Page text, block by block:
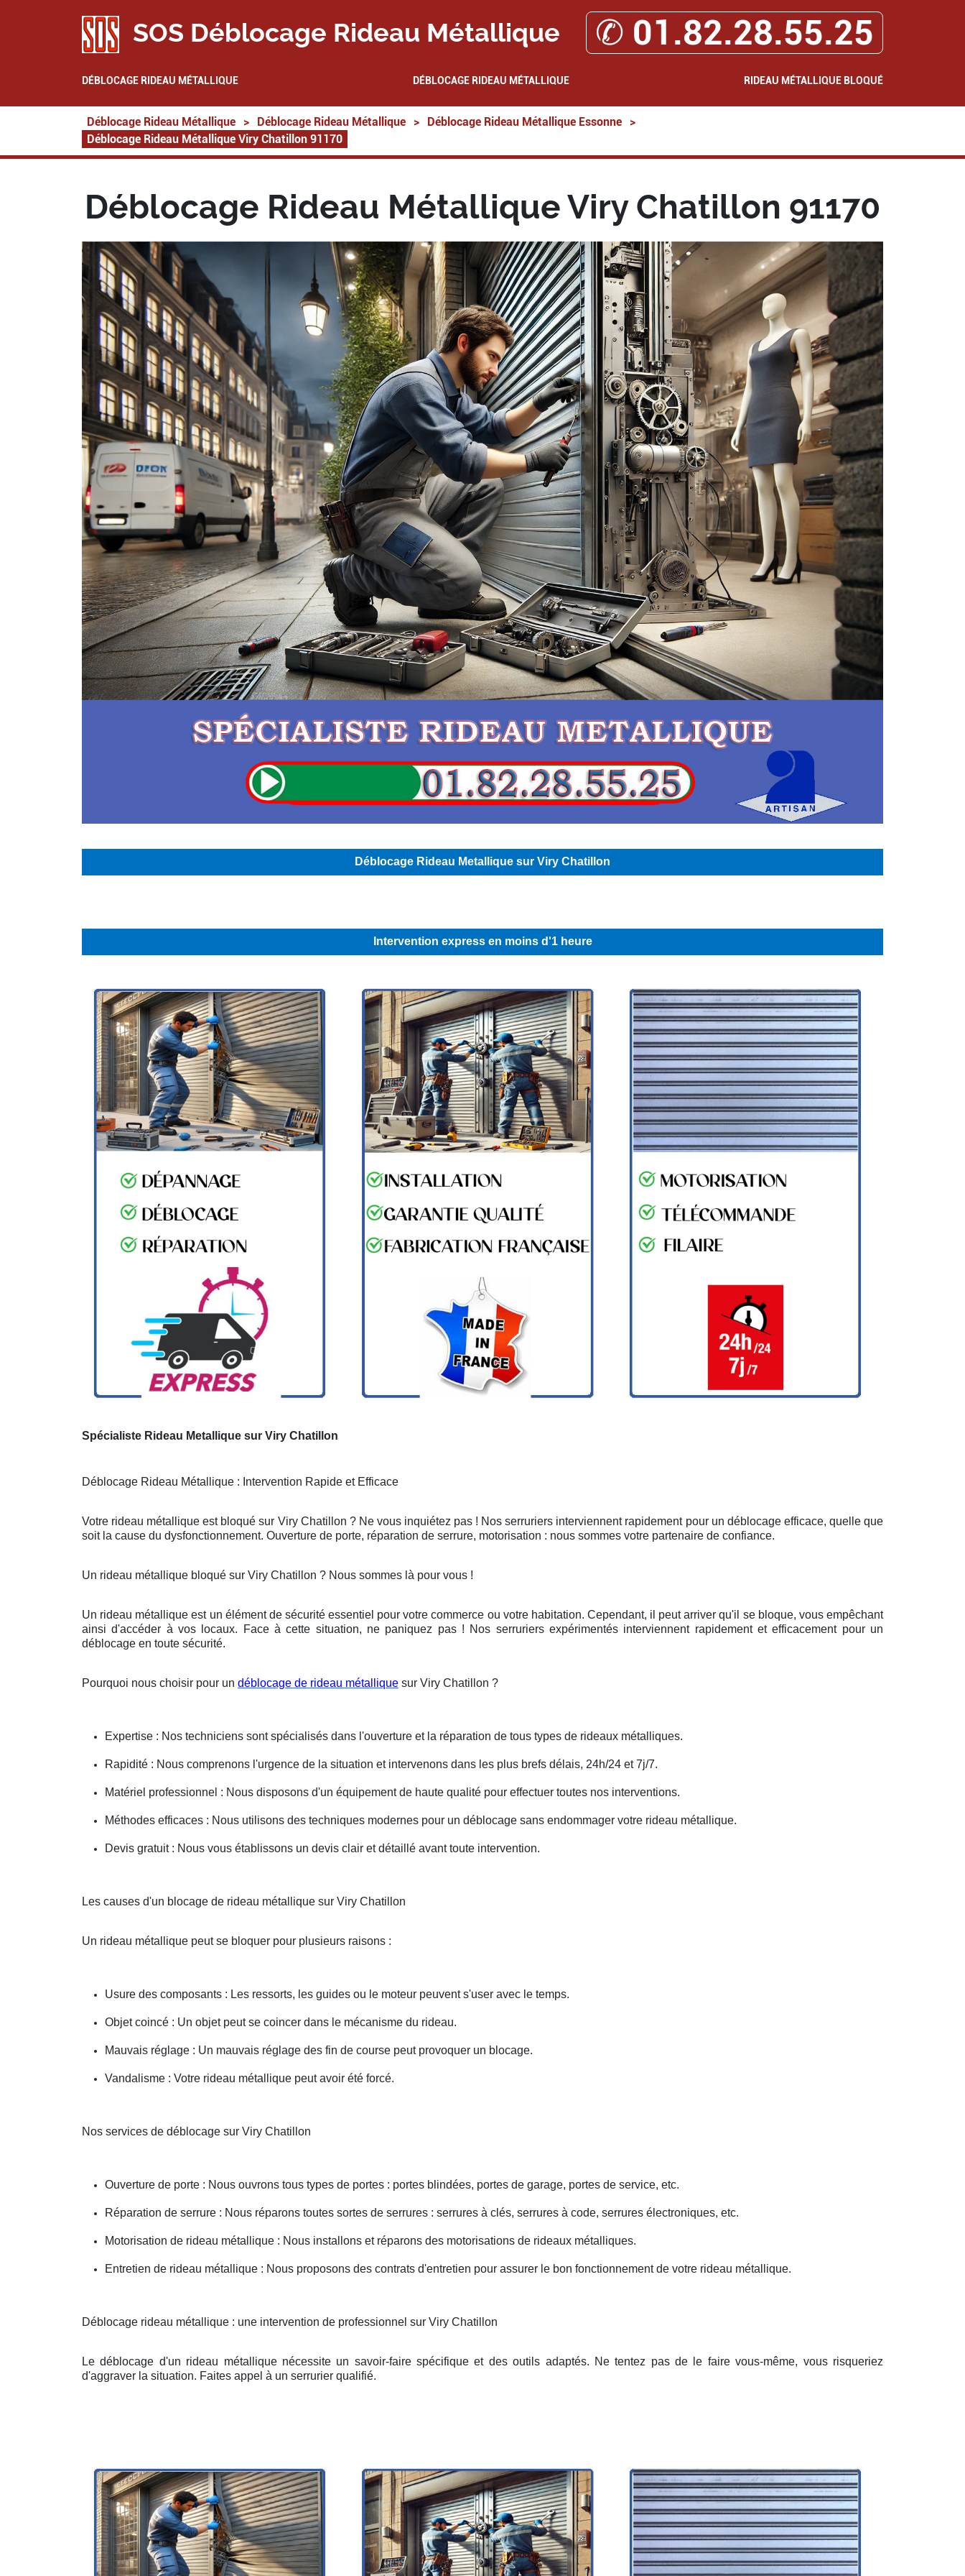
SOS Déblocage Rideau Métallique ✆ 01.82.28.55.25
DÉBLOCAGE RIDEAU MÉTALLIQUE DÉBLOCAGE RIDEAU MÉTALLIQUE RIDEAU MÉTALLIQUE BLOQUÉ
Déblocage Rideau Métallique > Déblocage Rideau Métallique > Déblocage Rideau Métallique Essonne
>
Déblocage Rideau Métallique Viry Chatillon 91170
Déblocage Rideau Métallique Viry Chatillon 91170
Déblocage Rideau Metallique sur Viry Chatillon
Intervention express en moins d'1 heure
Spécialiste Rideau Metallique sur Viry Chatillon
Déblocage Rideau Métallique : Intervention Rapide et Efficace
Votre rideau métallique est bloqué sur Viry Chatillon ? Ne vous inquiétez pas ! Nos serruriers interviennent rapidement pour un déblocage efficace, quelle que
soit la cause du dysfonctionnement. Ouverture de porte, réparation de serrure, motorisation : nous sommes votre partenaire de confiance.
Un rideau métallique bloqué sur Viry Chatillon ? Nous sommes là pour vous !
Un rideau métallique est un élément de sécurité essentiel pour votre commerce ou votre habitation. Cependant, il peut arriver qu'il se bloque, vous empêchant
ainsi d'accéder à vos locaux. Face à cette situation, ne paniquez pas ! Nos serruriers expérimentés interviennent rapidement et efficacement pour un
déblocage en toute sécurité.
Pourquoi nous choisir pour un déblocage de rideau métallique sur Viry Chatillon ?
Expertise : Nos techniciens sont spécialisés dans l'ouverture et la réparation de tous types de rideaux métalliques.
Rapidité : Nous comprenons l'urgence de la situation et intervenons dans les plus brefs délais, 24h/24 et 7j/7.
Matériel professionnel : Nous disposons d'un équipement de haute qualité pour effectuer toutes nos interventions.
Méthodes efficaces : Nous utilisons des techniques modernes pour un déblocage sans endommager votre rideau métallique.
Devis gratuit : Nous vous établissons un devis clair et détaillé avant toute intervention.
Les causes d'un blocage de rideau métallique sur Viry Chatillon
Un rideau métallique peut se bloquer pour plusieurs raisons :
Usure des composants : Les ressorts, les guides ou le moteur peuvent s'user avec le temps.
Objet coincé : Un objet peut se coincer dans le mécanisme du rideau.
Mauvais réglage : Un mauvais réglage des fin de course peut provoquer un blocage.
Vandalisme : Votre rideau métallique peut avoir été forcé.
Nos services de déblocage sur Viry Chatillon
Ouverture de porte : Nous ouvrons tous types de portes : portes blindées, portes de garage, portes de service, etc.
Réparation de serrure : Nous réparons toutes sortes de serrures : serrures à clés, serrures à code, serrures électroniques, etc.
Motorisation de rideau métallique : Nous installons et réparons des motorisations de rideaux métalliques.
Entretien de rideau métallique : Nous proposons des contrats d'entretien pour assurer le bon fonctionnement de votre rideau métallique.
Déblocage rideau métallique : une intervention de professionnel sur Viry Chatillon
Le déblocage d'un rideau métallique nécessite un savoir-faire spécifique et des outils adaptés. Ne tentez pas de le faire vous-même, vous risqueriez
d'aggraver la situation. Faites appel à un serrurier qualifié.